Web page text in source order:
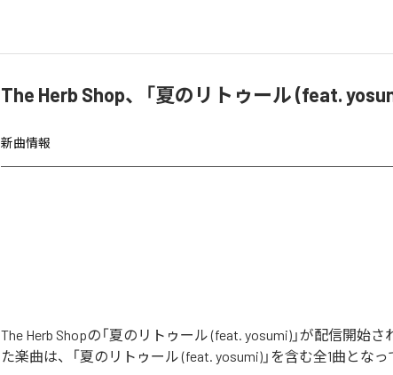
The Herb Shop、「夏のリトゥール (feat.
新曲情報
The Herb Shopの「夏のリトゥール (feat. yosumi)」が配信開始
た楽曲は、「夏のリトゥール (feat. yosumi)」を含む全1曲となっ